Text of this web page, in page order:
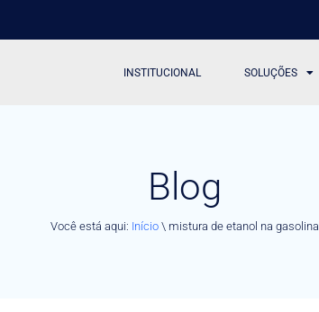
INSTITUCIONAL SOLUÇÕES
Blog
Você está aqui: Início \ mistura de etanol na gasolina